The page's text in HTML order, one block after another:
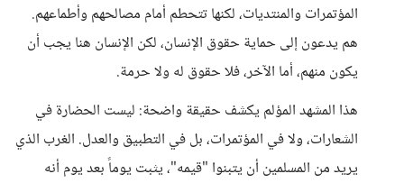
المؤتمرات والمنتديات، لكنها تتحطم أمام مصالحهم وأطماعهم.
هم يدعون إلى حماية حقوق الإنسان، لكن الإنسان هنا يجب أن
يكون منهم، أما الآخر، فلا حقوق له ولا حرمة.
هذا المشهد المؤلم يكشف حقيقة واضحة: ليست الحضارة في
الشعارات، ولا في المؤتمرات، بل في التطبيق والعدل. الغرب الذي
يريد من المسلمين أن يتبنوا "قيمه"، يثبت يوماً بعد يوم أنه